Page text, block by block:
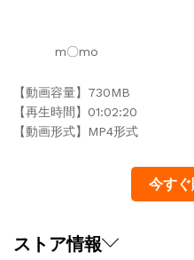
m〇mo
【動画容量】730MB
【再生時間】01:02:20
【動画形式】MP4形式
今す
ストア情報